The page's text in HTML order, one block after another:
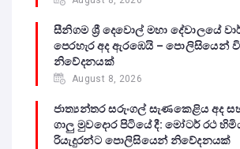
සීනිගම ශ්‍රී දෙවොල් මහා දේවාලයේ
පෙරහැර අද ඇරඹෙයි – පොලිසියෙන්
නිවේදනයක්
August 8, 2026
ජාත්‍යන්තර සරුංගල් සැණකෙළිය අද
ගාලු මුවදොර පිටියේ දී: මෝටර් රථ
රියැදුරන්ට පොලිසියෙන් නිවේදනයක්